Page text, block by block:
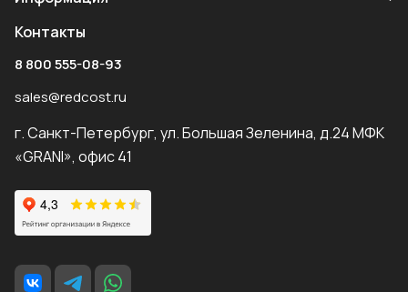
Контакты
8 800 555-08-93
sales@redcost.ru
г. Санкт-Петербург, ул. Большая Зеленина, д.24 МФК
«GRANI», офис 41